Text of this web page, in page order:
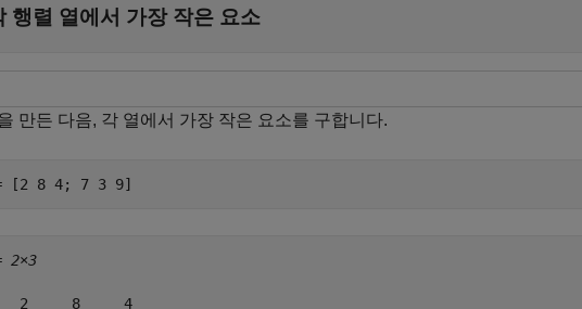
행렬 열에서 가장 작은 요소
만든 다음, 각 열에서 가장 작은 요소를 구합니다.
[2 8 4; 7 3 9]
2×3
2     8     4